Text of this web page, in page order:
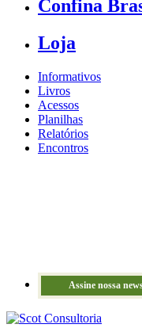
Confina
Loja
Informativos
Livros
Acessos
Planilhas
Relatórios
Encontros
Assine nossa